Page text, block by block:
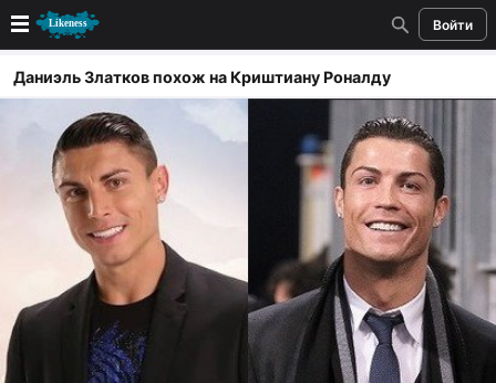
Войти
Новые
Лучшие
Голосование
Кандидаты
Случайное сходство 👍
Создать сходство
Даниэль Златков похож на Криштиану Роналду